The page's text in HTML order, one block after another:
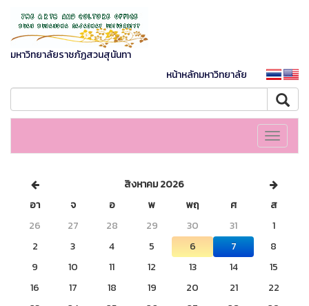
มหาวิทยาลัยราชภัฏสวนสุนันทา
หน้าหลักมหาวิทยาลัย
Toggle
สิงหาคม 2026
อา
จ อ พ พฤ ศ
ส
26
27 28 29 30 31
1
2
3 4 5 6 7
8
9
10 11 12 13 14
15
16
17 18 19 20 21
22